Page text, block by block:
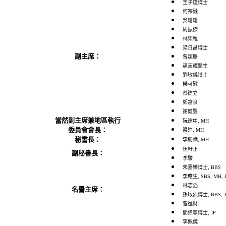
副主席：
王子達博士
何宗融
吳珊珊
周振傑
林榮程
梁日昌博士
曾超慶
趙志輝醫生
劉敏儀博士
樂可慰
蔡建立
鄭富良
謝健豐
當然副主席兼地區執行
委員會會長：
阮建中, MH
梁進, MH
秘書長： 李勝幟, MH
副秘書長：
伍軒正
李駿
名譽主席：
朱嘉樂博士, BBS
李應生, SBS, MH,
林志滔
孫啟烈博士, BBS,
曾進財
閻偉寧博士, JP
李佩儀